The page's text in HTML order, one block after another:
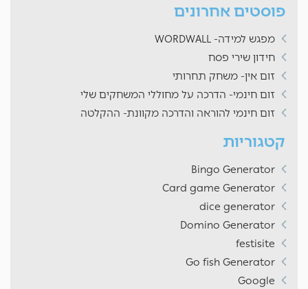
פוסטים אחרונים
מפגש למידה- WORDWALL
חידון שירי פסח
זום אין- משחק תחרותי
זום חינמי- הדרכה על מחוללי המשחקים שלי
זום חינמי להוראה והדרכה מקוונת- ההקלטה
קטגוריות
Bingo Generator
Card game Generator
dice generator
Domino Generator
festisite
Go fish Generator
Google